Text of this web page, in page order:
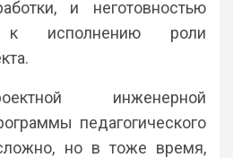
и неготовностью
к исполнению роли
инженерной
педагогического
но в тоже время,